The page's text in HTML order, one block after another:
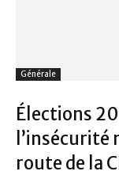
Générale
Élections
l’insécurité
route de la